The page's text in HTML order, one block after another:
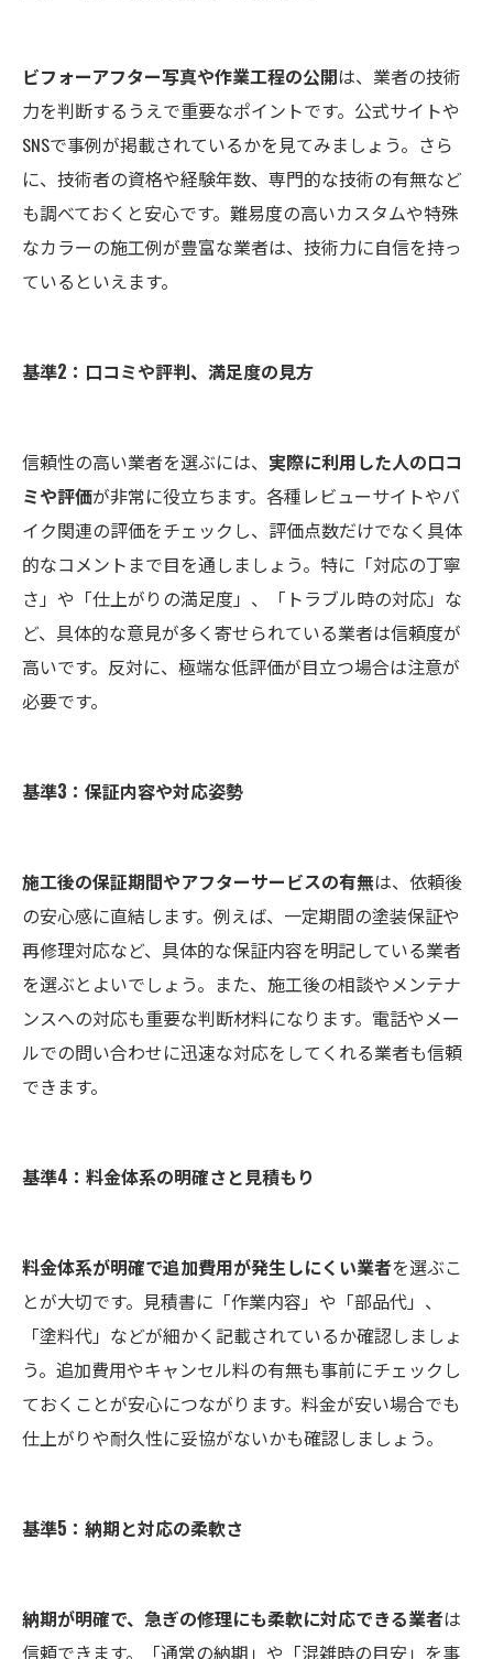
ビフォーアフター写真や作業工程の公開は、業者の技術
力を判断するうえで重要なポイントです。公式サイトや
SNSで事例が掲載されているかを見てみましょう。さら
に、技術者の資格や経験年数、専門的な技術の有無など
も調べておくと安心です。難易度の高いカスタムや特殊
なカラーの施工例が豊富な業者は、技術力に自信を持っ
ているといえます。
基準2：口コミや評判、満足度の見方
信頼性の高い業者を選ぶには、 実際に利用した人の口コ
ミや評価が非常に役立ちます。各種レビューサイトやバ
イク関連の評価をチェックし、評価点数だけでなく具体
的なコメントまで目を通しましょう。特に「対応の丁寧
さ」や「仕上がりの満足度」、「トラブル時の対応」な
ど、具体的な意見が多く寄せられている業者は信頼度が
高いです。反対に、極端な低評価が目立つ場合は注意が
必要です。
基準3：保証内容や対応姿勢
施工後の保証期間やアフターサービスの有無は、依頼後
の安心感に直結します。例えば、一定期間の塗装保証や
再修理対応など、具体的な保証内容を明記している業者
を選ぶとよいでしょう。また、施工後の相談やメンテナ
ンスへの対応も重要な判断材料になります。電話やメー
ルでの問い合わせに迅速な対応をしてくれる業者も信頼
できます。
基準4：料金体系の明確さと見積もり
料金体系が明確で追加費用が発生しにくい業者を選ぶこ
とが大切です。見積書に「作業内容」や「部品代」、
「塗料代」などが細かく記載されているか確認しましょ
う。追加費用やキャンセル料の有無も事前にチェックし
ておくことが安心につながります。料金が安い場合でも
仕上がりや耐久性に妥協がないかも確認しましょう。
基準5：納期と対応の柔軟さ
納期が明確で、急ぎの修理にも柔軟に対応できる業者は
信頼できます。「通常の納期」や「混雑時の目安」を事